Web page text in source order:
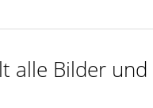
alle Bilder und